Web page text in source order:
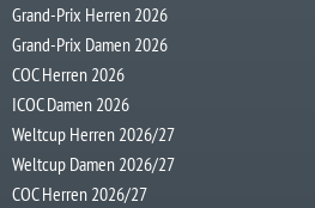
Grand-Prix Herren 2026
Grand-Prix Damen 2026
COC Herren 2026
ICOC Damen 2026
Weltcup Herren 2026/27
Weltcup Damen 2026/27
COC Herren 2026/27